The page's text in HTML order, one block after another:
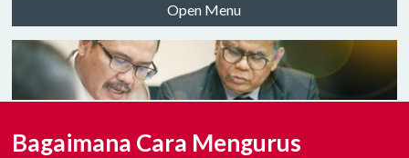
Open Menu
Bagaimana Cara Mengurus